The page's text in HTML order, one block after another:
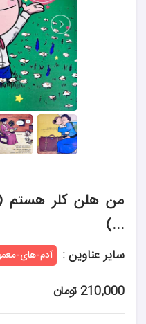
من هلن کلر هستم
...)
سایر عناوین : آدم‌-های-
210,000 تومان